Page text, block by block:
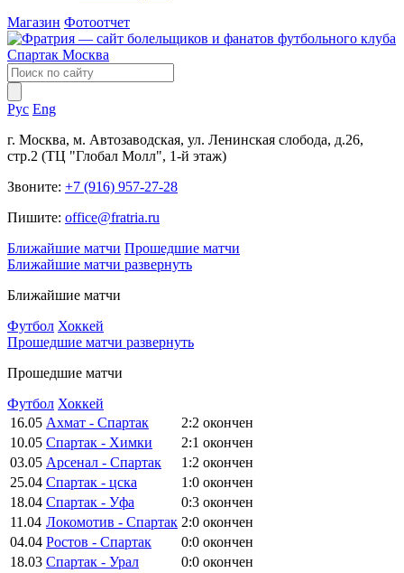
Магазин Фотоотчет
Рус Eng
г. Москва, м. Автозаводская, ул. Ленинская слобода, д.26,
стр.2 (ТЦ "Глобал Молл", 1-й этаж)
Звоните: +7 (916) 957-27-28
Пишите: office@fratria.ru
Ближайшие матчи Прошедшие матчи
Ближайшие матчи развернуть
Ближайшие матчи
Футбол Хоккей
Прошедшие матчи развернуть
Прошедшие матчи
Футбол Хоккей
16.05 Ахмат - Спартак 2:2 окончен
10.05 Спартак - Химки 2:1 окончен
03.05 Арсенал - Спартак 1:2 окончен
25.04 Спартак - цска 1:0 окончен
18.04 Спартак - Уфа 0:3 окончен
11.04 Локомотив - Спартак 2:0 окончен
04.04 Ростов - Спартак 0:0 окончен
18.03 Спартак - Урал 0:0 окончен